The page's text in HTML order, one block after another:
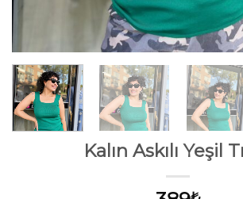
Kalın Askılı Yeşil